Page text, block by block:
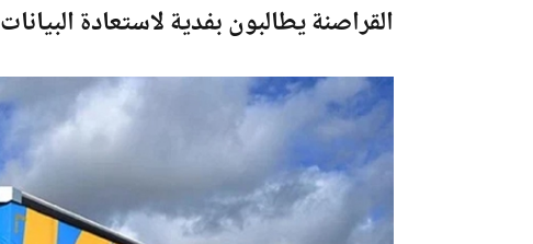
القراصنة يطالبون بفدية لاستعادة البيانات